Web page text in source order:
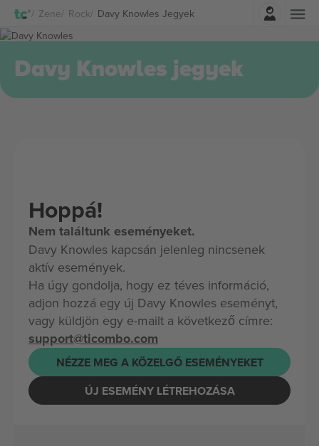
Zene Rock Davy Knowles JegyekBelépés
Davy Knowles jegyek
Hoppá!
Nem találtunk eseményeket.
Davy Knowles kapcsán jelenleg nincsenek
aktív események.
Ha úgy gondolja, hogy ez téves információ,
adjon hozzá egy új Davy Knowles eseményt,
vagy küldjön egy e-mailt a következő címre:
support@ticombo.com
NÉZZE MEG A KÖZELGŐ ESEMÉNYEKET
ÚJ ESEMÉNY LÉTREHOZÁSA